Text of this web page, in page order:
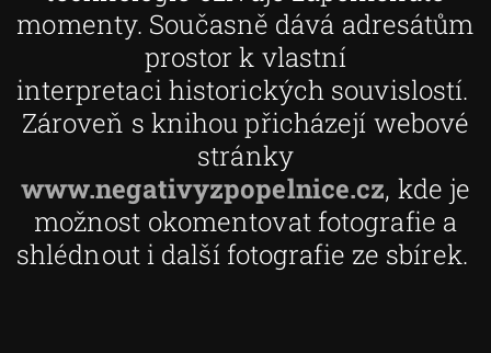
momenty. Současně dává adresátům
prostor k vlastní
interpretaci historických souvislostí.
Zároveň s knihou přicházejí webové
stránky
www.negativyzpopelnice.cz, kde je
možnost okomentovat fotografie a
shlédnout i další fotografie ze sbírek.